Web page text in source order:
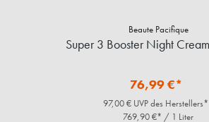
Beaute Pacifique
Super 3 Booster Night
76,99 €*
97,00 € UVP des
769,90 €* / 1 Liter